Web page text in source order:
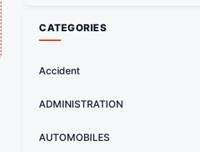
CATEGORIES
Accident
ADMINISTRATION
AUTOMOBILES